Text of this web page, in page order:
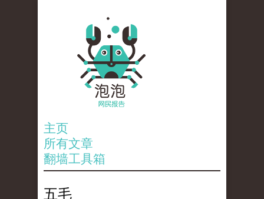
主页
所有文章
翻墙工具箱
五毛